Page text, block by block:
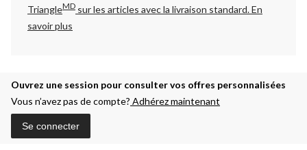
TriangleMD sur les articles avec la livraison standard.En
savoir plus
Ouvrez une session pour consulter vos offres personnalisées
Vous n’avez pas de compte? Adhérez maintenant
Se connecter